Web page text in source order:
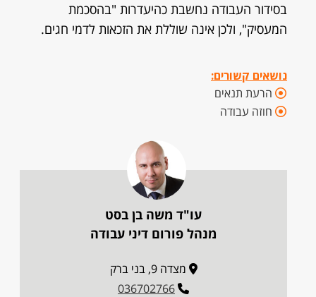
בסידור העבודה נחשבת כהיעדרות "בהסכמת
המעסיק", ולכן אינה שוללת את הזכאות לדמי חגים.
נושאים קשורים:
הרעת תנאים
חוזה עבודה
עו"ד משה בן בסט
מנהל פורום דיני עבודה
מצדה 9, בני ברק
036702766